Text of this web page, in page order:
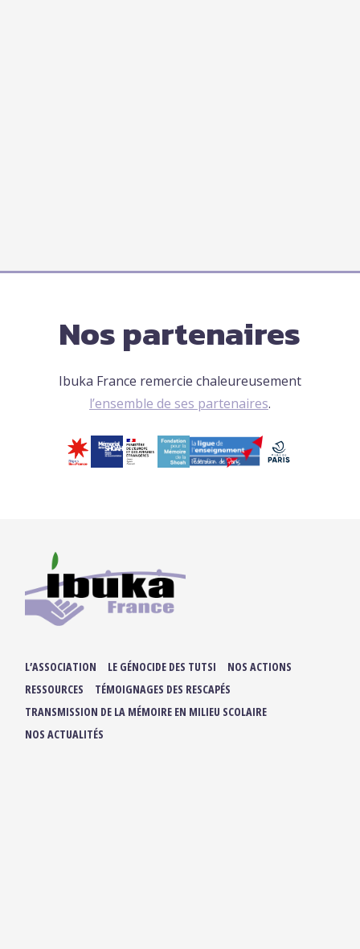
Nos partenaires
Ibuka France remercie chaleureusement
l’ensemble de ses partenaires.
L’ASSOCIATION LE GÉNOCIDE DES TUTSI
NOS ACTIONS
RESSOURCES
TÉMOIGNAGES DES RESCAPÉS
TRANSMISSION DE LA MÉMOIRE EN MILIEU SCOLAIRE
NOS ACTUALITÉS